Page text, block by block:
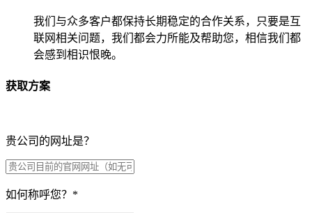
我们与众多客户都保持长期稳定的合作关系，只要是互
联网相关问题，我们都会力所能及帮助您，相信我们都
会感到相识恨晚。
获取方案
贵公司的网址是？
如何称呼您？ *